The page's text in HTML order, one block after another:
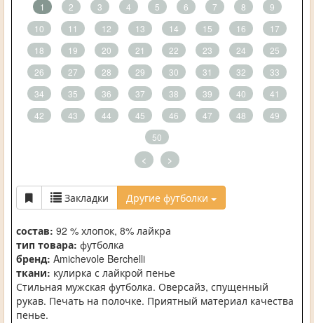
1 2 3 4 5 6 7 8
9
10
11 12 13 14 15 16
17
18
19 20 21 22 23 24
25
26
27 28 29 30 31 32
33
34
35 36 37 38 39 40
41
42
43 44 45 46 47 48
49
50
< >
Закладки Другие футболки
состав: 92 % хлопок, 8% лайкра
тип товара: футболка
бренд: Amichevole Berchelli
ткани: кулирка с лайкрой пенье
Стильная мужская футболка. Оверсайз, спущенный
рукав. Печать на полочке. Приятный материал качества
пенье.